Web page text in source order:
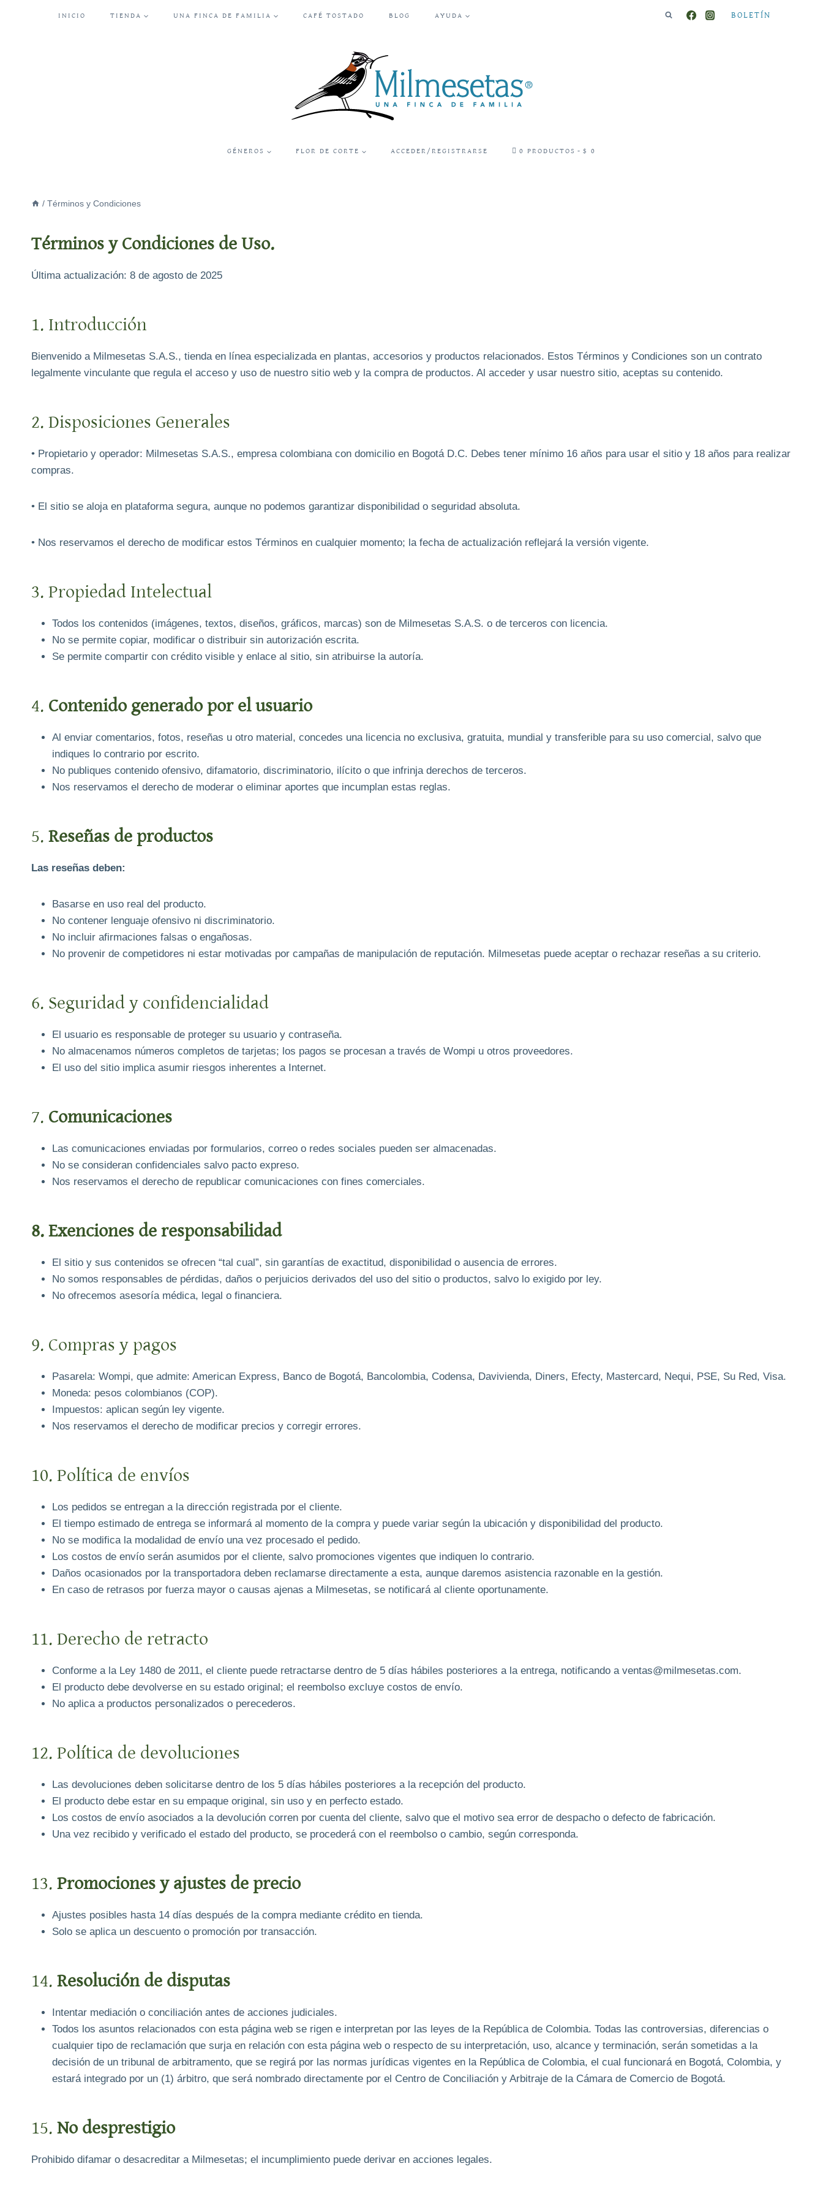
INICIO TIENDA UNA FINCA DE FAMILIA CAFÉ TOSTADO BLOG AYUDA BOLETÍN
GÉNEROS FLOR DE CORTE ACCEDER/REGISTRARSE 0 PRODUCTOS $ 0
/ Términos y Condiciones
Términos y Condiciones de Uso.
Última actualización: 8 de agosto de 2025
1. Introducción
Bienvenido a Milmesetas S.A.S., tienda en línea especializada en plantas, accesorios y productos relacionados. Estos Términos y Condiciones son un contrato
legalmente vinculante que regula el acceso y uso de nuestro sitio web y la compra de productos. Al acceder y usar nuestro sitio, aceptas su contenido.
2. Disposiciones Generales
• Propietario y operador: Milmesetas S.A.S., empresa colombiana con domicilio en Bogotá D.C. Debes tener mínimo 16 años para usar el sitio y 18 años para realizar
compras.
• El sitio se aloja en plataforma segura, aunque no podemos garantizar disponibilidad o seguridad absoluta.
• Nos reservamos el derecho de modificar estos Términos en cualquier momento; la fecha de actualización reflejará la versión vigente.
3. Propiedad Intelectual
Todos los contenidos (imágenes, textos, diseños, gráficos, marcas) son de Milmesetas S.A.S. o de terceros con licencia.
No se permite copiar, modificar o distribuir sin autorización escrita.
Se permite compartir con crédito visible y enlace al sitio, sin atribuirse la autoría.
4. Contenido generado por el usuario
Al enviar comentarios, fotos, reseñas u otro material, concedes una licencia no exclusiva, gratuita, mundial y transferible para su uso comercial, salvo que
indiques lo contrario por escrito.
No publiques contenido ofensivo, difamatorio, discriminatorio, ilícito o que infrinja derechos de terceros.
Nos reservamos el derecho de moderar o eliminar aportes que incumplan estas reglas.
5. Reseñas de productos
Las reseñas deben:
Basarse en uso real del producto.
No contener lenguaje ofensivo ni discriminatorio.
No incluir afirmaciones falsas o engañosas.
No provenir de competidores ni estar motivadas por campañas de manipulación de reputación. Milmesetas puede aceptar o rechazar reseñas a su criterio.
6. Seguridad y confidencialidad
El usuario es responsable de proteger su usuario y contraseña.
No almacenamos números completos de tarjetas; los pagos se procesan a través de Wompi u otros proveedores.
El uso del sitio implica asumir riesgos inherentes a Internet.
7. Comunicaciones
Las comunicaciones enviadas por formularios, correo o redes sociales pueden ser almacenadas.
No se consideran confidenciales salvo pacto expreso.
Nos reservamos el derecho de republicar comunicaciones con fines comerciales.
8. Exenciones de responsabilidad
El sitio y sus contenidos se ofrecen “tal cual”, sin garantías de exactitud, disponibilidad o ausencia de errores.
No somos responsables de pérdidas, daños o perjuicios derivados del uso del sitio o productos, salvo lo exigido por ley.
No ofrecemos asesoría médica, legal o financiera.
9. Compras y pagos
Pasarela: Wompi, que admite: American Express, Banco de Bogotá, Bancolombia, Codensa, Davivienda, Diners, Efecty, Mastercard, Nequi, PSE, Su Red, Visa.
Moneda: pesos colombianos (COP).
Impuestos: aplican según ley vigente.
Nos reservamos el derecho de modificar precios y corregir errores.
10. Política de envíos
Los pedidos se entregan a la dirección registrada por el cliente.
El tiempo estimado de entrega se informará al momento de la compra y puede variar según la ubicación y disponibilidad del producto.
No se modifica la modalidad de envío una vez procesado el pedido.
Los costos de envío serán asumidos por el cliente, salvo promociones vigentes que indiquen lo contrario.
Daños ocasionados por la transportadora deben reclamarse directamente a esta, aunque daremos asistencia razonable en la gestión.
En caso de retrasos por fuerza mayor o causas ajenas a Milmesetas, se notificará al cliente oportunamente.
11. Derecho de retracto
Conforme a la Ley 1480 de 2011, el cliente puede retractarse dentro de 5 días hábiles posteriores a la entrega, notificando a ventas@milmesetas.com.
El producto debe devolverse en su estado original; el reembolso excluye costos de envío.
No aplica a productos personalizados o perecederos.
12. Política de devoluciones
Las devoluciones deben solicitarse dentro de los 5 días hábiles posteriores a la recepción del producto.
El producto debe estar en su empaque original, sin uso y en perfecto estado.
Los costos de envío asociados a la devolución corren por cuenta del cliente, salvo que el motivo sea error de despacho o defecto de fabricación.
Una vez recibido y verificado el estado del producto, se procederá con el reembolso o cambio, según corresponda.
13. Promociones y ajustes de precio
Ajustes posibles hasta 14 días después de la compra mediante crédito en tienda.
Solo se aplica un descuento o promoción por transacción.
14. Resolución de disputas
Intentar mediación o conciliación antes de acciones judiciales.
Todos los asuntos relacionados con esta página web se rigen e interpretan por las leyes de la República de Colombia. Todas las controversias, diferencias o
cualquier tipo de reclamación que surja en relación con esta página web o respecto de su interpretación, uso, alcance y terminación, serán sometidas a la
decisión de un tribunal de arbitramento, que se regirá por las normas jurídicas vigentes en la República de Colombia, el cual funcionará en Bogotá, Colombia, y
estará integrado por un (1) árbitro, que será nombrado directamente por el Centro de Conciliación y Arbitraje de la Cámara de Comercio de Bogotá.
15. No desprestigio
Prohibido difamar o desacreditar a Milmesetas; el incumplimiento puede derivar en acciones legales.